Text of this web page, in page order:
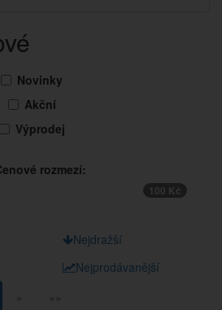
Novinky
Akční
Výprodej
rozmezí:
100 Kč
Nejdražší
Nejprodávanější
» »»